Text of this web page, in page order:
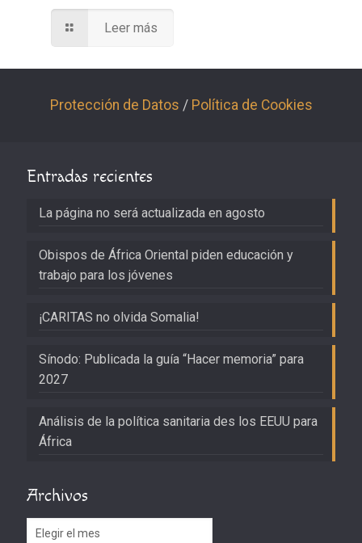
Leer más
Protección de Datos / Política de Cookies
Entradas recientes
La página no será actualizada en agosto
Obispos de África Oriental piden educación y
trabajo para los jóvenes
¡CARITAS no olvida Somalia!
Sínodo: Publicada la guía “Hacer memoria” para
2027
Análisis de la política sanitaria des los EEUU para
África
Archivos
Archivos